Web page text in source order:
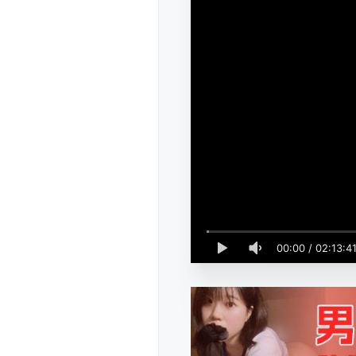
00:00 / 02:13:41